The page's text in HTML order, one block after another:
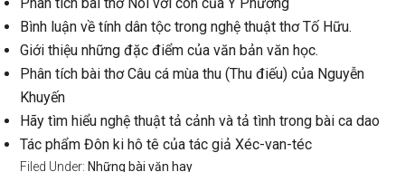
Bình luận về tính dân tộc trong nghệ thuật thơ Tố Hữu.
Giới thiệu những đặc điểm của văn bản văn học.
Phân tích bài thơ Câu cá mùa thu (Thu điếu) của Nguyễn
Khuyến
Hãy tìm hiểu nghệ thuật tả cảnh và tả tình trong bài ca dao
Tác phẩm Đôn ki hô tê của tác giả Xéc-van-téc
Filed Under: Những bài văn hay